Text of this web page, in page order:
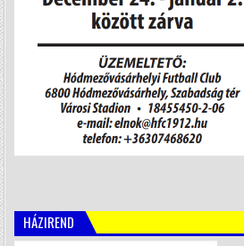
HÁZIREND